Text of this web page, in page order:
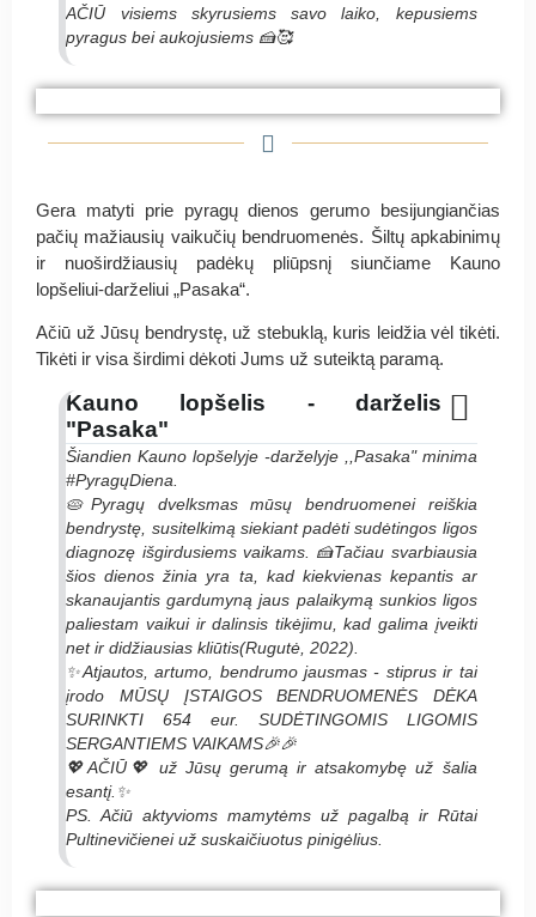
AČIŪ visiems skyrusiems savo laiko, kepusiems
pyragus bei aukojusiems 🍰🥰
#PyragasRugutei Kauno Lopšelis Darželis
Rokutis
#PyragasRugutei Kauno Lopšelis Darželis
Rokutis
#PyragasRugutei Kauno Lopšelis Darželis
Rokutis
Gera matyti prie pyragų dienos gerumo besijungiančias
pačių mažiausių vaikučių bendruomenės. Šiltų apkabinimų
ir nuoširdžiausių padėkų pliūpsnį siunčiame Kauno
lopšeliui-darželiui „Pasaka“.
Ačiū už Jūsų bendrystę, už stebuklą, kuris leidžia vėl tikėti.
Tikėti ir visa širdimi dėkoti Jums už suteiktą paramą.
Kauno lopšelis - darželis
"Pasaka"
Šiandien Kauno lopšelyje -darželyje ,,Pasaka" minima
#PyragųDiena.
🥧Pyragų dvelksmas mūsų bendruomenei reiškia
bendrystę, susitelkimą siekiant padėti sudėtingos ligos
diagnozę išgirdusiems vaikams. 🍰Tačiau svarbiausia
šios dienos žinia yra ta, kad kiekvienas kepantis ar
skanaujantis gardumyną jaus palaikymą sunkios ligos
paliestam vaikui ir dalinsis tikėjimu, kad galima įveikti
net ir didžiausias kliūtis(Rugutė, 2022).
✨️Atjautos, artumo, bendrumo jausmas - stiprus ir tai
įrodo MŪSŲ ĮSTAIGOS BENDRUOMENĖS DĖKA
SURINKTI 654 eur. SUDĖTINGOMIS LIGOMIS
SERGANTIEMS VAIKAMS🎉🎉
💖AČIŪ💖 už Jūsų gerumą ir atsakomybę už šalia
esantį.✨️
PS. Ačiū aktyvioms mamytėms už pagalbą ir Rūtai
Pultinevičienei už suskaičiuotus pinigėlius.